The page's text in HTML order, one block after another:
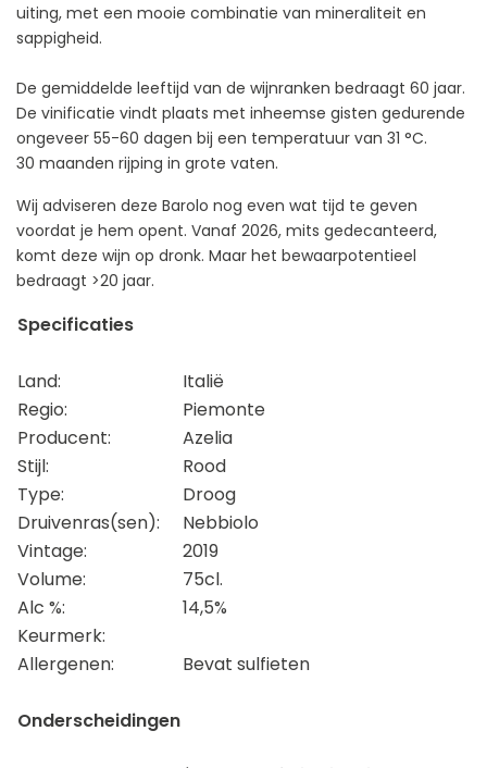
uiting, met een mooie combinatie van mineraliteit en
sappigheid.
De gemiddelde leeftijd van de wijnranken bedraagt 60 jaar.
De vinificatie vindt plaats met inheemse gisten gedurende
ongeveer 55-60 dagen bij een temperatuur van 31 °C.
30 maanden rijping in grote vaten.
Wij adviseren deze Barolo nog even wat tijd te geven
voordat je hem opent. Vanaf 2026, mits gedecanteerd,
komt deze wijn op dronk. Maar het bewaarpotentieel
bedraagt >20 jaar.
Specificaties
Land:
Italië
Regio:
Piemonte
Producent:
Azelia
Stijl:
Rood
Type:
Droog
Druivenras(sen):
Nebbiolo
Vintage:
2019
Volume:
75cl.
Alc %:
14,5%
Keurmerk:
Allergenen:
Bevat sulfieten
Onderscheidingen